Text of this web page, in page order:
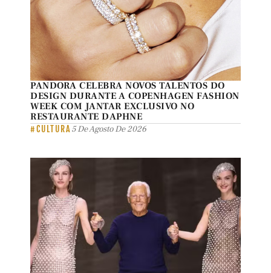
PANDORA CELEBRA NOVOS TALENTOS DO
DESIGN DURANTE A COPENHAGEN FASHION
WEEK COM JANTAR EXCLUSIVO NO
RESTAURANTE DAPHNE
#CULTURA5 De Agosto De 2026